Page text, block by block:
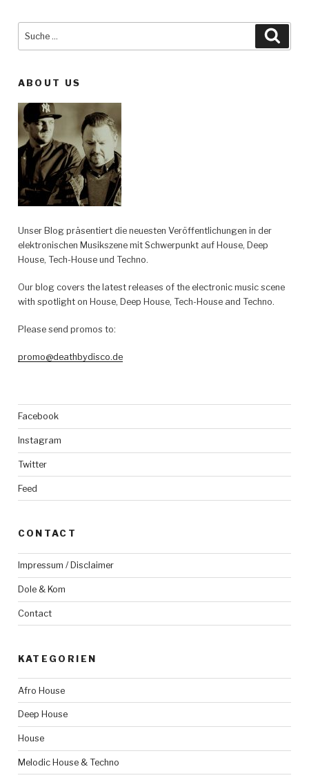
ABOUT US
Unser Blog präsentiert die neuesten Veröffentlichungen in der
elektronischen Musikszene mit Schwerpunkt auf House, Deep
House, Tech-House und Techno.
Our blog covers the latest releases of the electronic music scene
with spotlight on House, Deep House, Tech-House and Techno.
Please send promos to:
promo@deathbydisco.de
Facebook
Instagram
Twitter
Feed
CONTACT
Impressum / Disclaimer
Dole & Kom
Contact
KATEGORIEN
Afro House
Deep House
House
Melodic House & Techno